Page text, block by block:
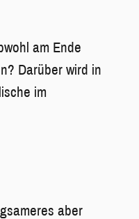
am Ende
Darüber wird in
im
aber